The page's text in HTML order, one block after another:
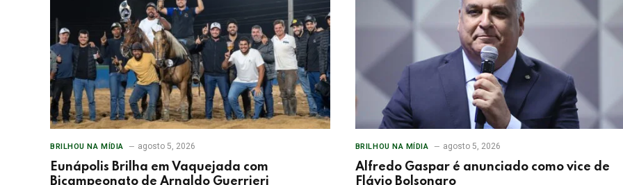
BRILHOU NA MÍDIA agosto 5, 2026
Eunápolis Brilha em Vaquejada com
Bicampeonato de Arnaldo Guerrieri
BRILHOU NA MÍDIA agosto 5, 2026
Alfredo Gaspar é anunciado como vice de
Flávio Bolsonaro